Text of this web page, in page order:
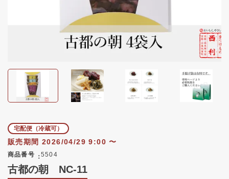
宅配便（冷蔵可）
販売期間 2026/04/29 9:00〜
商品番号 5504
古都の朝 NC-11